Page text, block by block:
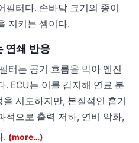
필터다. 손바닥 크기의 종이
지키는 셈이다.
연쇄 반응
터는 공기 흐름을 막아 엔진
. ECU는 이를 감지해 연료 분
시도하지만, 본질적인 흡기
적으로 출력 저하, 연비 악화,
. (more…)